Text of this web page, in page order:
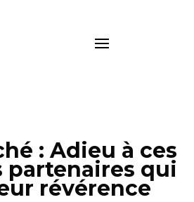
: Adieu à ces
partenaires qui
révérence